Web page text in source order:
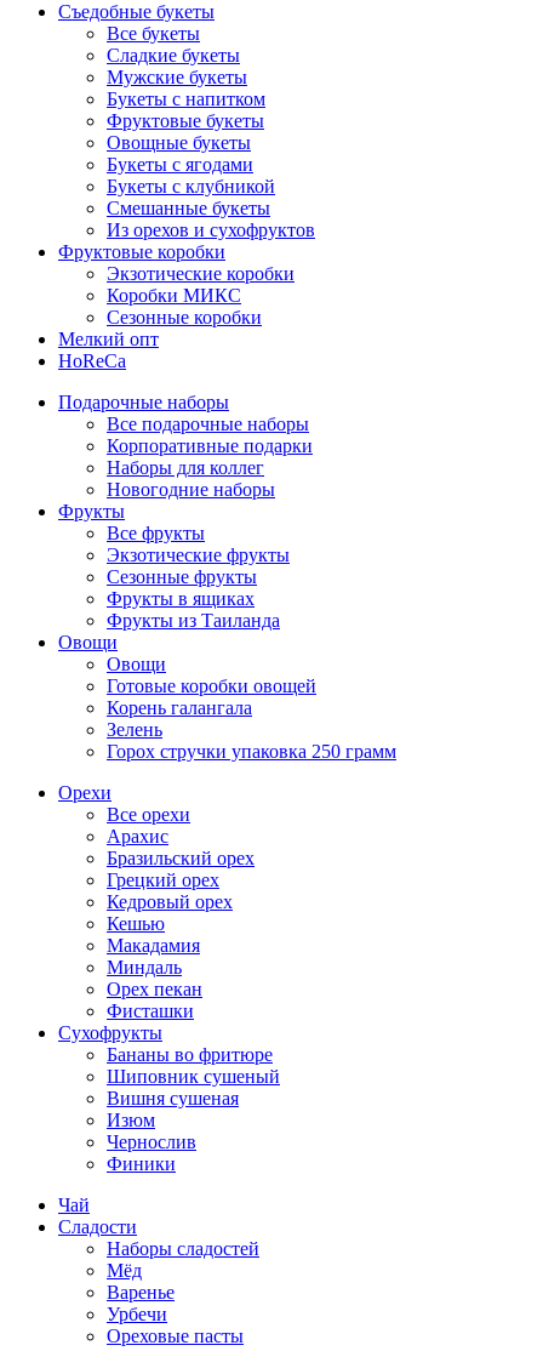
Съедобные букеты
Все букеты
Сладкие букеты
Мужские букеты
Букеты с напитком
Фруктовые букеты
Овощные букеты
Букеты с ягодами
Букеты с клубникой
Смешанные букеты
Из орехов и сухофруктов
Фруктовые коробки
Экзотические коробки
Коробки МИКС
Сезонные коробки
Мелкий опт
HoReCa
Подарочные наборы
Все подарочные наборы
Корпоративные подарки
Наборы для коллег
Новогодние наборы
Фрукты
Все фрукты
Экзотические фрукты
Сезонные фрукты
Фрукты в ящиках
Фрукты из Таиланда
Овощи
Овощи
Готовые коробки овощей
Корень галангала
Зелень
Горох стручки упаковка 250 грамм
Орехи
Все орехи
Арахис
Бразильский орех
Грецкий орех
Кедровый орех
Кешью
Макадамия
Миндаль
Орех пекан
Фисташки
Сухофрукты
Бананы во фритюре
Шиповник сушеный
Вишня сушеная
Изюм
Чернослив
Финики
Чай
Сладости
Наборы сладостей
Мёд
Варенье
Урбечи
Ореховые пасты